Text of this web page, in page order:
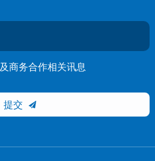
商务合作相关讯息
提交 